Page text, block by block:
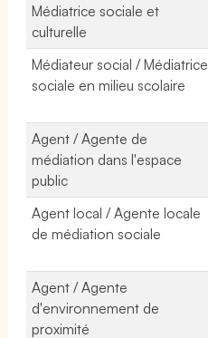
Médiatrice sociale et
culturelle
Médiateur social / Médiatrice
sociale en milieu scolaire
Agent / Agente de
médiation dans l'espace
public
Agent local / Agente locale
de médiation sociale
Agent / Agente
d'environnement de
proximité